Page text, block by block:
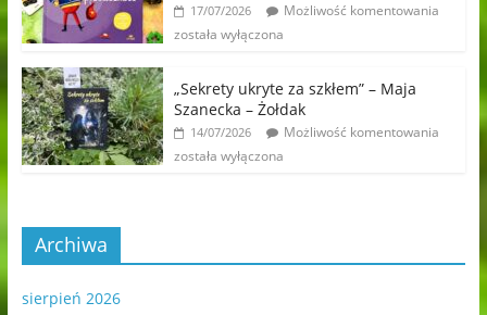
17/07/2026
Możliwość komentowania
została wyłączona
„Sekrety ukryte za szkłem” – Maja
Szanecka – Żołdak
14/07/2026
Możliwość komentowania
została wyłączona
Archiwa
sierpień 2026